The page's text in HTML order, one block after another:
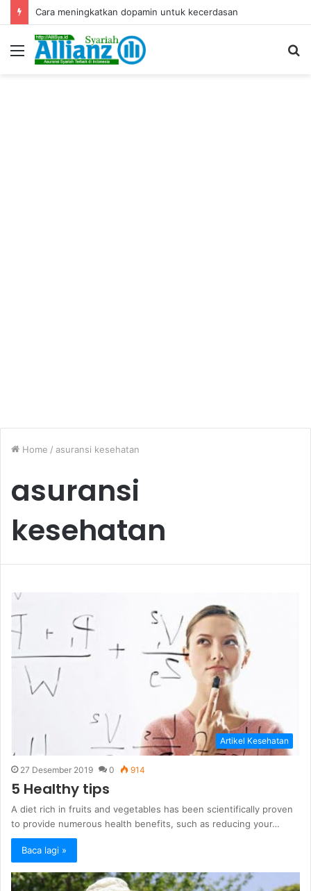
Cara meningkatkan dopamin untuk kecerdasan
Menu
Home / asuransi kesehatan
asuransi
kesehatan
Artikel Kesehatan
27 Desember 2019 0 914
5 Healthy tips
A diet rich in fruits and vegetables has been scientifically proven
to provide numerous health benefits, such as reducing your…
Baca lagi »